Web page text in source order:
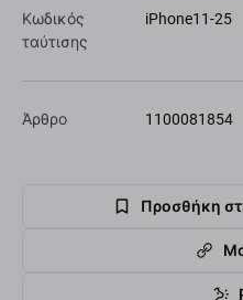
Κωδικός
ταύτισης
iPhone11-25
Άρθρο 1100081854
Προσθήκη